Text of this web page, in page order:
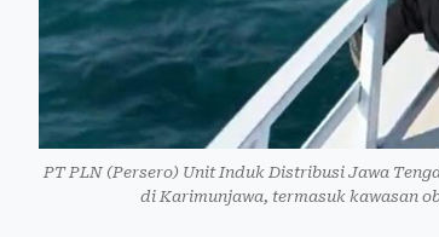
PT PLN (Persero) Unit Induk Distribusi Jawa
di Karimunjawa, termasuk kawasan